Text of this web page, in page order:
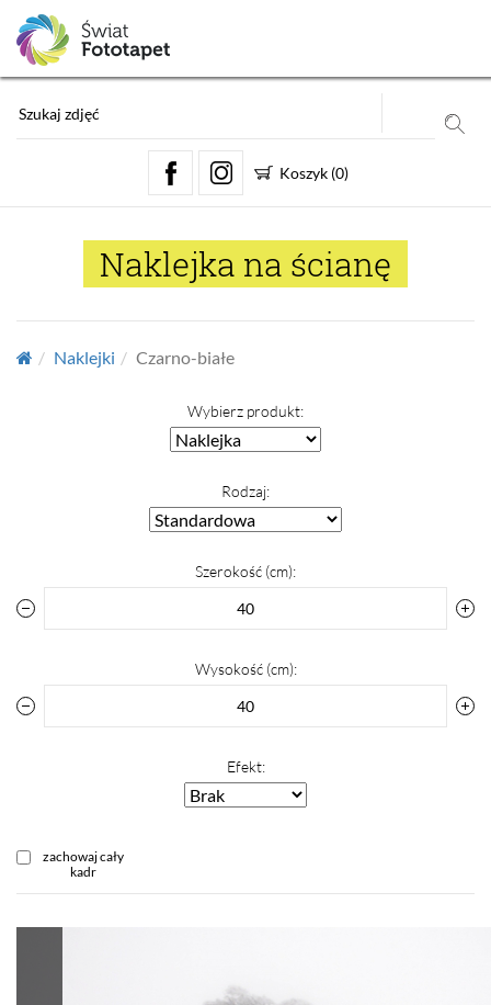
Koszyk (0)
Naklejka na ścianę
Naklejki Czarno-białe
Wybierz produkt:
Rodzaj:
Szerokość (cm):
Wysokość (cm):
Efekt:
zachowaj cały
kadr